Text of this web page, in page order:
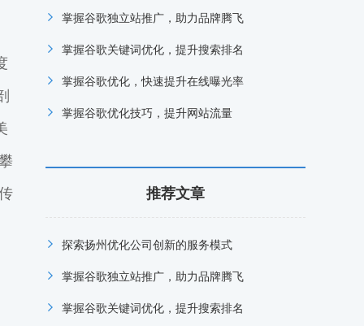
掌握谷歌独立站推广，助力品牌腾飞
掌握谷歌关键词优化，提升搜索排名
掌握谷歌优化，快速提升在线曝光率
掌握谷歌优化技巧，提升网站流量
推荐文章
探索扬州优化公司创新的服务模式
掌握谷歌独立站推广，助力品牌腾飞
掌握谷歌关键词优化，提升搜索排名